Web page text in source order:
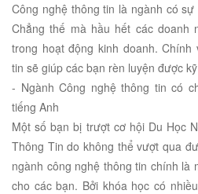
Công nghệ thông tin là ngành có
Chẳng thế mà hầu hết các doanh
trong hoạt động kinh doanh.
tin sẽ giúp các bạn rèn luyện được
- Ngành Công nghệ thông tin có
tiếng Anh
Một số bạn bị trượt cơ hội Du Học
Thông Tin do không thể vượt qua
ngành công nghệ thông tin chính là
cho các bạn. Bởi khóa học có